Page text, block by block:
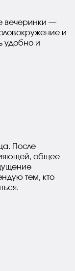
вечеринки —
и
удобно и
После
общее
тем, кто